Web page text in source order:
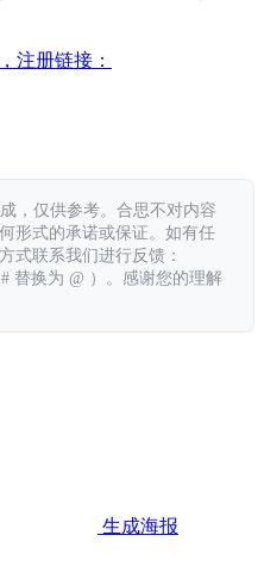
注册链接：
，仅供参考。合思不对内容
形式的承诺或保证。如有任
式联系我们进行反馈：
# 替换为 @ ）。感谢您的理解
生成海报